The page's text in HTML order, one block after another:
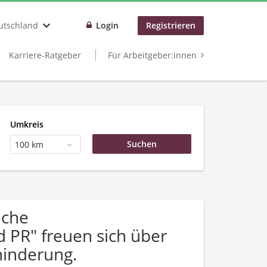
Login Registrieren
Karriere-Ratgeber Für Arbeitgeber:innen
Umkreis
100 km
PR" freuen sich über